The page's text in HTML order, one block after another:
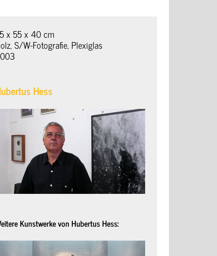
x 55 x 40 cm
S/W-Fotografie, Plexiglas
Hess
Kunstwerke von Hubertus Hess: